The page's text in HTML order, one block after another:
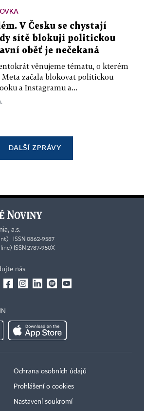
V Česku se chystají
sítě blokují politickou
oběť je nečekaná
věnujeme tématu, o kterém
Meta začala blokovat politickou
a Instagramu a...
DALŠÍ ZPRÁVY
a.s.
ISSN 0862-9587
ISSN 2787-950X
nás
Ochrana osobních údajů
Prohlášení o cookies
Nastavení soukromí